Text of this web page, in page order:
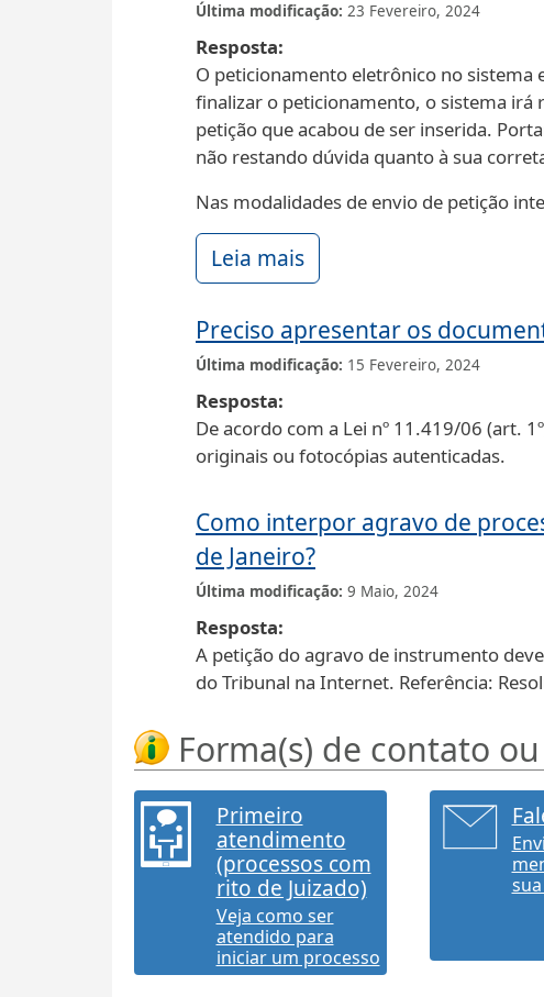
Última modificação 23 Fevereiro, 2024
Resposta
O peticionamento eletrônico no
finalizar o peticionamento, o sistema irá
petição que acabou de ser inserida.
não restando dúvida quanto à sua
Nas modalidades de envio de petição
Leia mais
Preciso apresentar os
Última modificação 15 Fevereiro, 2024
Resposta
De acordo com a Lei nº 11.419/06 (art.
originais ou fotocópias autenticadas.
Como interpor agravo de
de Janeiro?
Última modificação 9 Maio, 2024
Resposta
A petição do agravo de instrumento
do Tribunal na Internet. Referência:
Forma(s) de contato
Primeiro
atendimento
(processos com
rito de Juizado)
Veja como ser
atendido para
iniciar um processo